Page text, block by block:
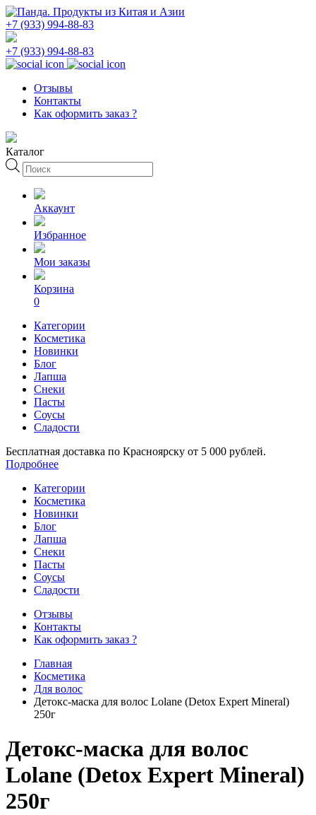
+7 (933) 994-88-83
+7 (933) 994-88-83
Отзывы
Контакты
Как оформить заказ ?
Каталог
Поиск
товаров
Аккаунт
Избранное
Мои заказы
Корзина
0
Категории
Косметика
Новинки
Блог
Лапша
Снеки
Пасты
Соусы
Сладости
Бесплатная доставка по Красноярску от 5 000 рублей.
Подробнее
Категории
Косметика
Новинки
Блог
Лапша
Снеки
Пасты
Соусы
Сладости
Отзывы
Контакты
Как оформить заказ ?
Главная
Косметика
Для волос
Детокс-маска для волос Lolane (Detox Expert Mineral)
250г
Детокс-маска для волос
Lolane (Detox Expert Mineral)
250г